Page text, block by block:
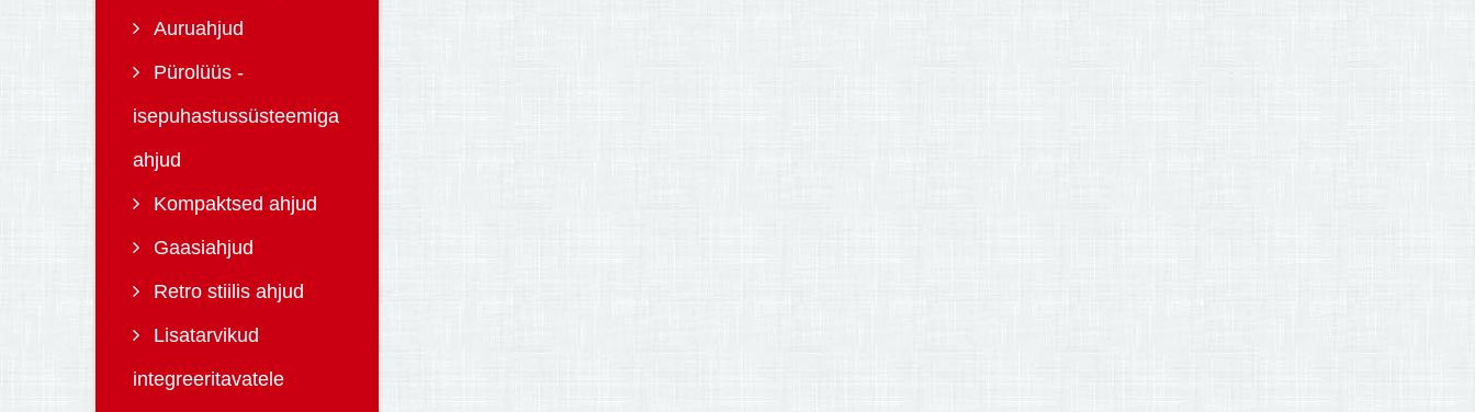
Auruahjud
Pürolüüs -
isepuhastussüsteemiga
ahjud
Kompaktsed ahjud
Gaasiahjud
Retro stiilis ahjud
Lisatarvikud
integreeritavatele